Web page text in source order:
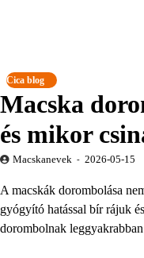
Cica blog
Macska
és mikor
Macskanevek 2026-05-15
A macskák dorombolása
gyógyító hatással bír rájuk
dorombolnak